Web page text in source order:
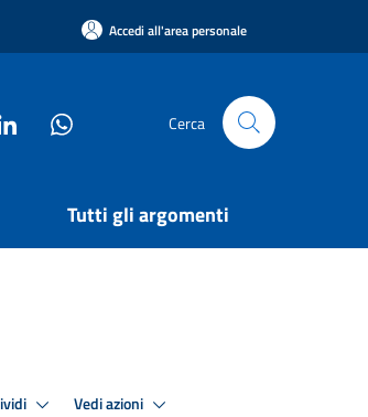
Accedi all'area personale
Cerca
Tutti gli argomenti
Vedi azioni